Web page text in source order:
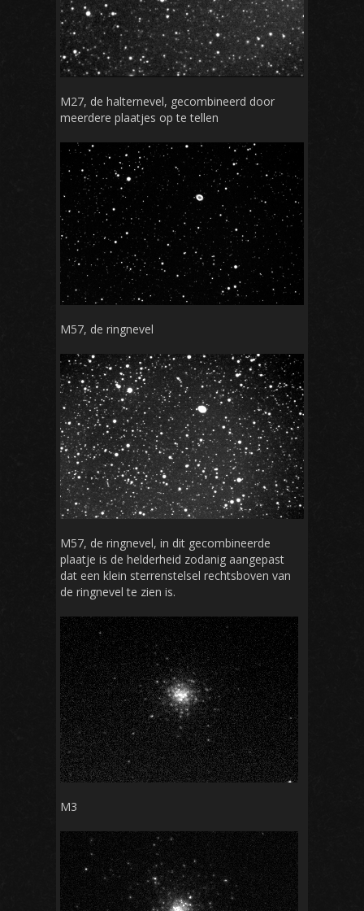
M27, de halternevel, gecombineerd door
meerdere plaatjes op te tellen
M57, de ringnevel
M57, de ringnevel, in dit gecombineerde
plaatje is de helderheid zodanig aangepast
dat een klein sterrenstelsel rechtsboven van
de ringnevel te zien is.
M3